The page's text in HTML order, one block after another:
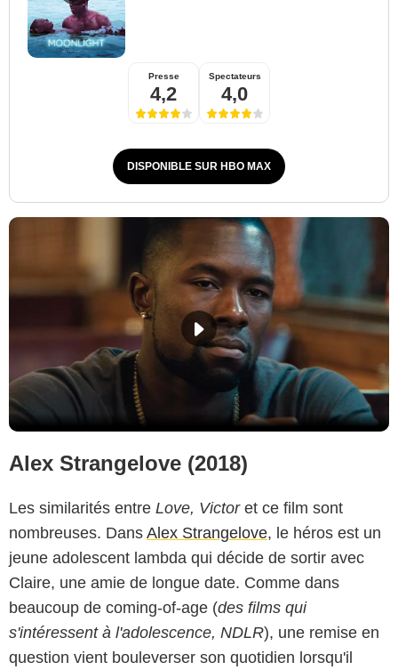
Presse
4,2
Spectateurs
4,0
DISPONIBLE SUR HBO MAX
Alex Strangelove (2018)
Les similarités entre Love, Victoret ce film sont
nombreuses. Dans Alex Strangelove, le héros est un
jeune adolescent lambda qui décide de sortir avec
Claire, une amie de longue date. Comme dans
beaucoup de coming-of-age (des films qui
s'intéressent à l'adolescence, NDLR), une remise en
question vient bouleverser son quotidien lorsqu'il